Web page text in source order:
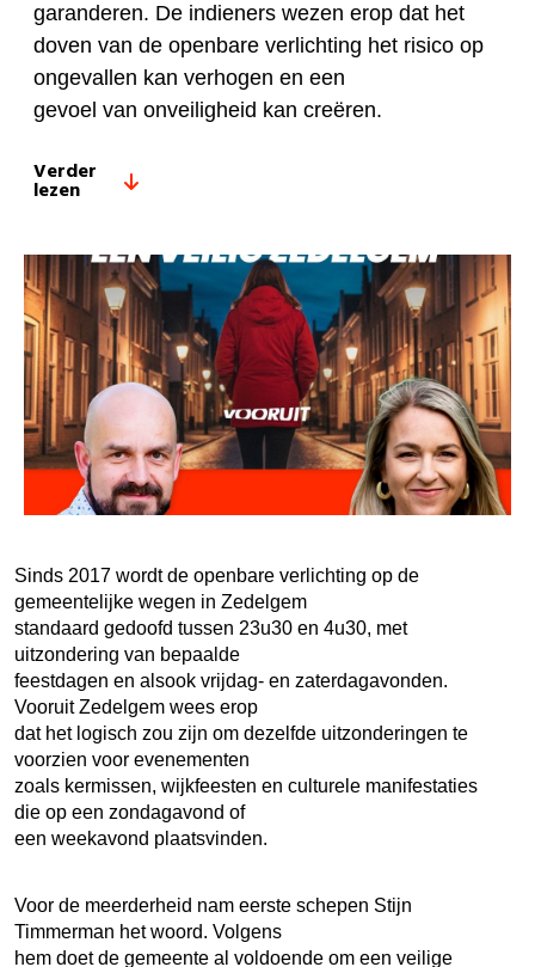
garanderen. De indieners wezen erop dat het
doven van de openbare verlichting het risico op
ongevallen kan verhogen en een
gevoel van onveiligheid kan creëren.
Verder
lezen
Sinds 2017 wordt de openbare verlichting op de
gemeentelijke wegen in Zedelgem
standaard gedoofd tussen 23u30 en 4u30, met
uitzondering van bepaalde
feestdagen en alsook vrijdag- en zaterdagavonden.
Vooruit Zedelgem wees erop
dat het logisch zou zijn om dezelfde uitzonderingen te
voorzien voor evenementen
zoals kermissen, wijkfeesten en culturele manifestaties
die op een zondagavond of
een weekavond plaatsvinden.
Voor de meerderheid nam eerste schepen Stijn
Timmerman het woord. Volgens
hem doet de gemeente al voldoende om een veilige